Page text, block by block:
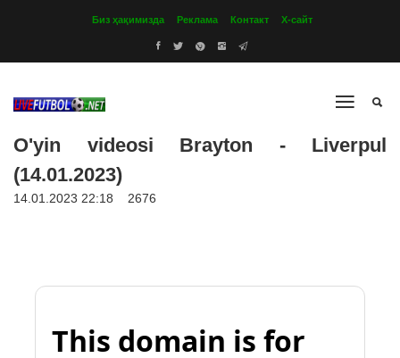
Биз ҳақимизда Реклама Контакт Х-сайт
O'yin videosi Brayton - Liverpul
(14.01.2023)
14.01.2023 22:18 2676